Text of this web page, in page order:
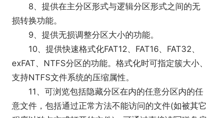
8、提供在主分区形式与逻辑分区形式之间的无
损转换功能。
9、提供无损调整分区大小的功能。
10、提供快速格式化FAT12、FAT16、FAT32、
exFAT、NTFS分区的功能。格式化时可指定簇大小、
支持NTFS文件系统的压缩属性。
11、可浏览包括隐藏分区在内的任意分区内的任
意文件，包括通过正常方法不能访问的文件(如被其它